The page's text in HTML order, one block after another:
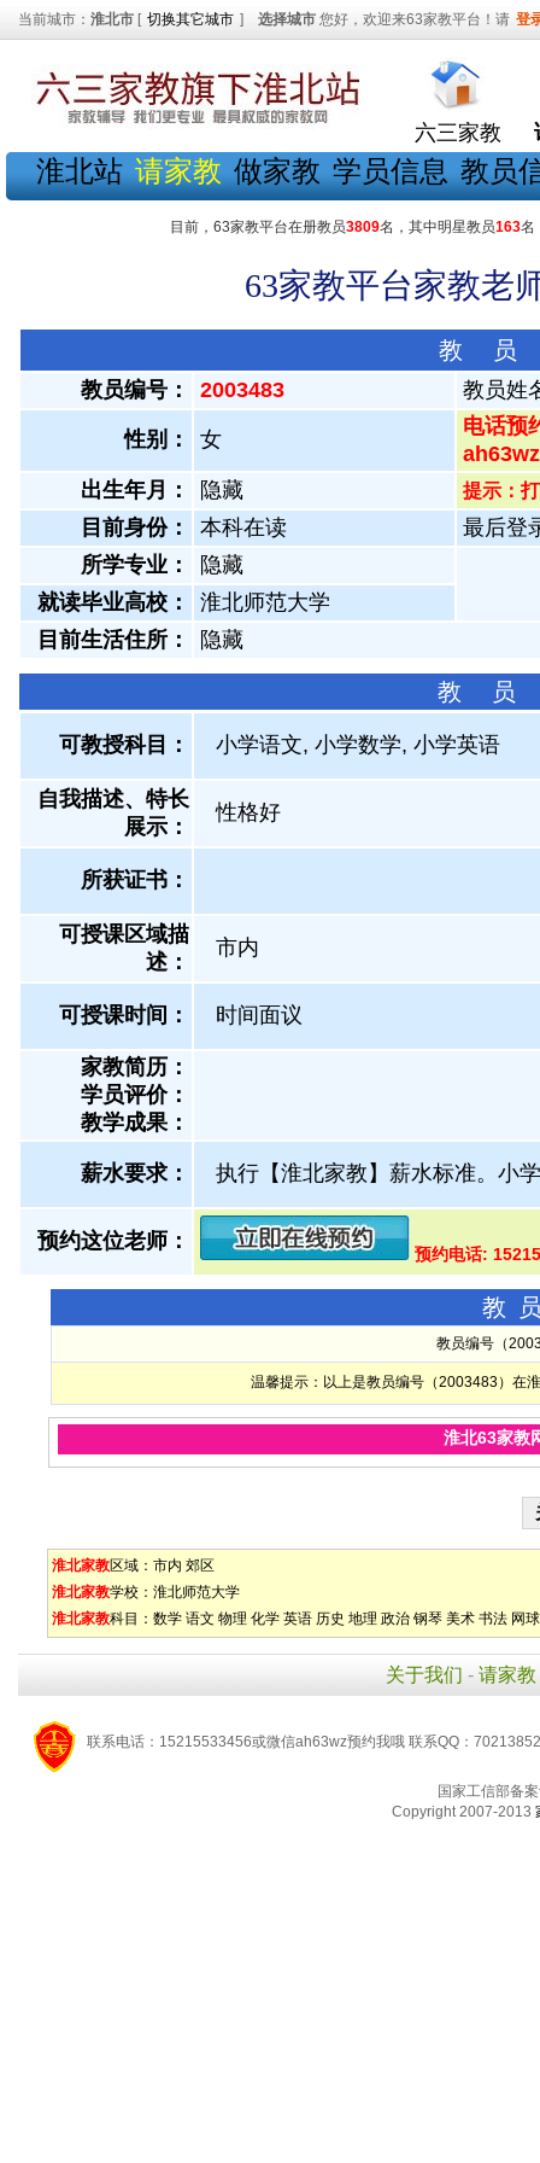
当前城市： 淮北市 [ 切换其它城市 ] 选择城市 您好，欢迎来63家教平台！请 登
六三家教
淮北站 请家教 做家教 学员信息 教员
目前，63家教平台在册教员3809名，其中明星教员163名
63家教平台家教老
教 员
教员编号： 2003483 教员姓
性别： 女
电话预
出生年月：
隐藏 提示：
目前身份： 本科在读
最后登
所学专业：
隐藏
就读毕业高校：
淮北师范大学
目前生活住所：
隐藏
教 员
可教授科目： 小学语文, 小学数学, 小学英语
自我描述、特长
展示 ：
性格好
所获证书 ：
可授课区域描
述：
市内
可授课时间： 时间面议
家教简历：
学员评价：
教学成果：
薪水要求： 执行【淮北家教】薪水标准。小
预约这位老师：
预约电话:
教
教员编号（
温馨提示：以上是教员编号（2003483）在
淮北63家教
淮北家教区域： 市内 郊区
淮北家教学校： 淮北师范大学
淮北家教科目： 数学 语文 物理 化学 英语 历史 地理 政治 钢琴 美术 书法 网球
关于我们 - 请家教
联系电话：15215533456或微信ah63wz预约我哦 联系QQ：
国家工信部备
Copyright 2007-2013